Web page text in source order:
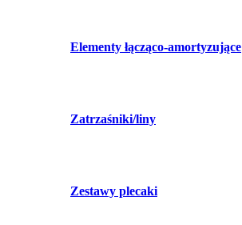
Elementy łącząco-amortyzujące
Zatrzaśniki/liny
Zestawy plecaki